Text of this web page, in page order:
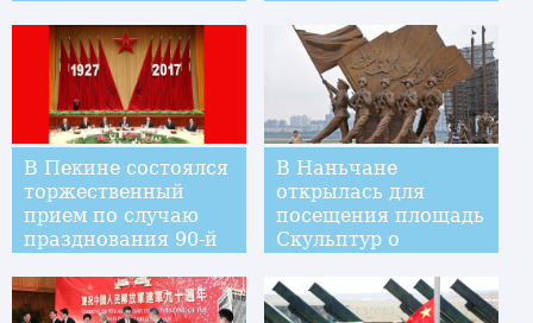
Р.Снайдером
В Пекине состоялся
торжественный
прием по случаю
празднования 90-й
В Наньчане
открылась для
посещения площадь
Скульптур о